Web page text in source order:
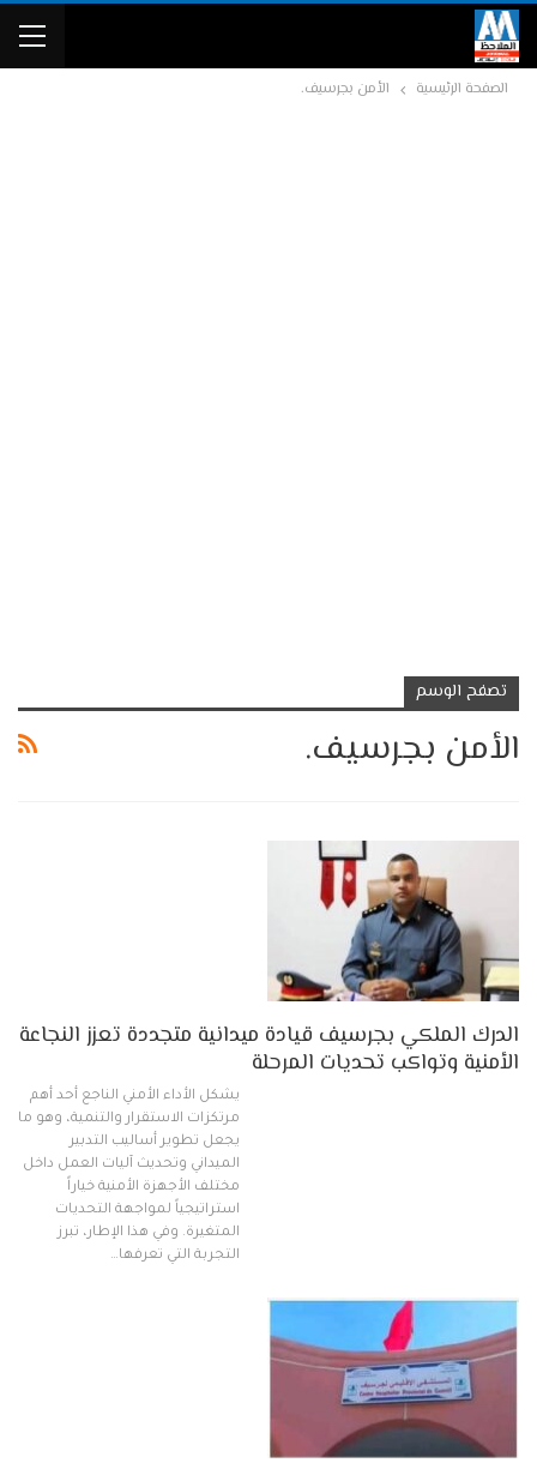
الصفحة الرئيسية الأمن بجرسيف.
تصفح الوسم
الأمن بجرسيف.
الدرك الملكي بجرسيف قيادة ميدانية متجددة تعزز النجاعة
الأمنية وتواكب تحديات المرحلة
يشكل الأداء الأمني الناجع أحد أهم
مرتكزات الاستقرار والتنمية، وهو ما
يجعل تطوير أساليب التدبير
الميداني وتحديث آليات العمل داخل
مختلف الأجهزة الأمنية خياراً
استراتيجياً لمواجهة التحديات
المتغيرة. وفي هذا الإطار، تبرز
التجربة التي تعرفها…